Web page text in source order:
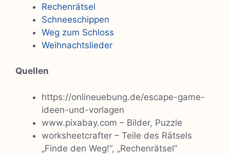
Rechenrätsel
Schneeschippen
Weg zum Schloss
Weihnachtslieder
Quellen
https://onlineuebung.de/escape-game-
ideen-und-vorlagen
www.pixabay.com – Bilder, Puzzle
worksheetcrafter – Teile des Rätsels
„Finde den Weg!“, „Rechenrätsel“